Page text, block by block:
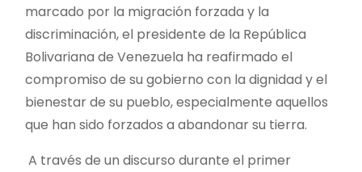
marcado por la migración forzada y la
discriminación, el presidente de la República
Bolivariana de Venezuela ha reafirmado el
compromiso de su gobierno con la dignidad y el
bienestar de su pueblo, especialmente aquellos
que han sido forzados a abandonar su tierra.
A través de un discurso durante el primer